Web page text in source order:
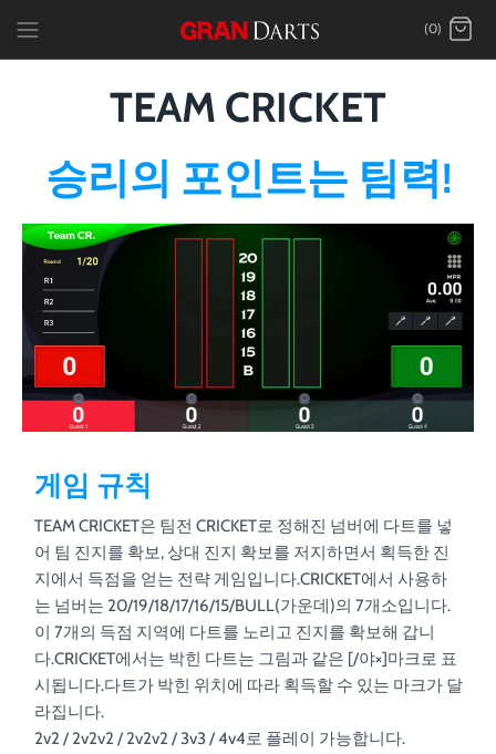
content
(0)
TEAM CRICKET
승리의 포인트는 팀력!
게임 규칙
TEAM CRICKET은 팀전 CRICKET로 정해진 넘버에 다트를 넣
어 팀 진지를 확보, 상대 진지 확보를 저지하면서 획득한 진
지에서 득점을 얻는 전략 게임입니다.CRICKET에서 사용하
는 넘버는 20/19/18/17/16/15/BULL(가운데)의 7개소입니다.
이 7개의 득점 지역에 다트를 노리고 진지를 확보해 갑니
다.CRICKET에서는 박힌 다트는 그림과 같은 [/야×]마크로 표
시됩니다.다트가 박힌 위치에 따라 획득할 수 있는 마크가 달
라집니다.
2v2 / 2v2v2 / 2v2v2 / 3v3 / 4v4로 플레이 가능합니다.